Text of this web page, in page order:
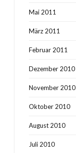
Mai 2011
März 2011
Februar 2011
Dezember 2010
November 2010
Oktober 2010
August 2010
Juli 2010